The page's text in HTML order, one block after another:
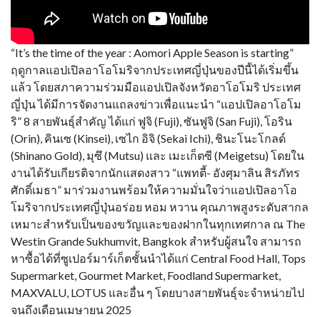
“It’s the time of the year : Aomori Apple Season is starting”
ฤดูกาลแอปเปิลอาโอโมริจากประเทศญี่ปุ่นของปีนี้ได้เริ่มขึ้น
แล้ว โดยสภาความร่วมมือแอปเปิลจังหวัดอาโอโมริ ประเทศ
ญี่ปุ่น ได้มีการจัดงานแถลงข่าวเพื่อแนะนำ “แอปเปิลอาโอโม
ริ” 8 สายพันธุ์สำคัญ ได้แก่ ฟูจิ (Fuji), ซันฟูจิ (San Fuji), โอริน
(Orin), คินเซ (Kinsei), เซไก อิจิ (Sekai Ichi), ชินะโนะโกลด์
(Shinano Gold), มุซึ (Mutsu) และ เมะเก็ตซี (Meigetsu) โดยใน
งานได้รับเกียรติจากนักแสดงสาว “แพทตี้- อังศุมาลิน สิรภัทร
ศักดิ์เมธา” มาร่วมงานพร้อมให้ความมั่นใจว่าแอปเปิลอาโอ
โมริจากประเทศญี่ปุ่นอร่อย หอม หวาน คุณภาพสูงระดับสากล
เหมาะสำหรับเป็นของขวัญและของฝากในทุกเทศกาล ณ The
Westin Grande Sukhumvit, Bangkok สำหรับผู้สนใจ สามารถ
หาซื้อได้ที่ซูเปอร์มาร์เก็ตชั้นนำได้แก่ Central Food Hall, Tops
Supermarket, Gourmet Market, Foodland Supermarket,
MAXVALU, LOTUS และอื่น ๆ โดยบางสายพันธุ์จะจำหน่ายไป
จนถึงเดือนเมษายน 2025